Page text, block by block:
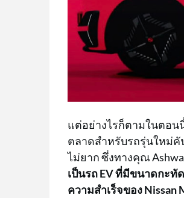
แต่อย่างไรก็ตามในตอน
ตลาดสำหรับรถรุ่นใหม่
ไม่ยาก ซึ่งทางคุณ
เป็นรถ EV ที่มีขนาดกะทั
ความสำเร็จของ